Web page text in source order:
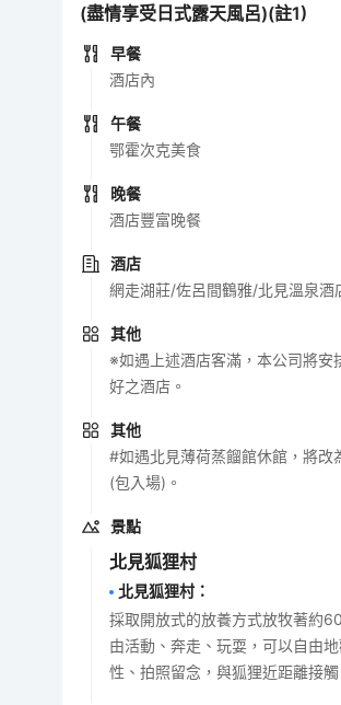
(盡情享受日式露天風呂)(註1)
早餐
酒店內
午餐
鄂霍次克美食
晚餐
酒店豐富晚餐
酒店
網走湖莊/佐呂間鶴雅/北見溫泉酒
其他
※如遇上述酒店客滿，本公司將安
好之酒店。
其他
#如遇北見薄荷蒸餾館休館，將改
(包入場)。
景點
北見狐狸村
北見狐狸村 ：
採取開放式的放養方式放牧著約
由活動、奔走、玩耍，可以自由
性、拍照留念，與狐狸近距離接觸